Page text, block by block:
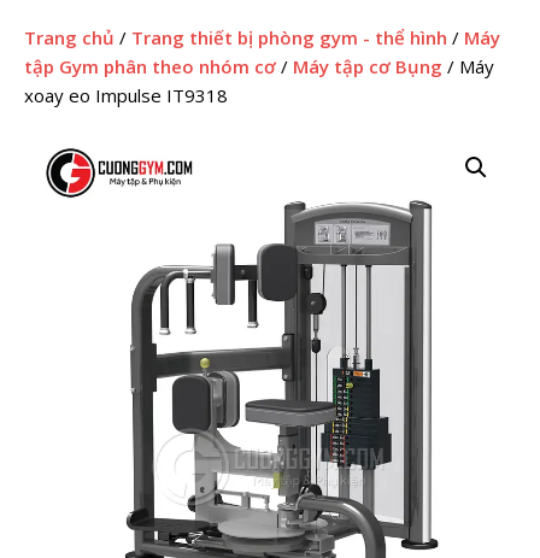
Trang chủ / Trang thiết bị phòng gym - thể hình / Máy
tập Gym phân theo nhóm cơ / Máy tập cơ Bụng / Máy
xoay eo Impulse IT9318